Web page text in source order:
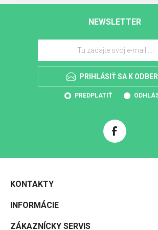
NEWSLETTER
PRIHLÁSIŤ SA K
PREDPLATIŤ
KONTAKTY
INFORMÁCIE
ZÁKAZNÍCKY SERVIS